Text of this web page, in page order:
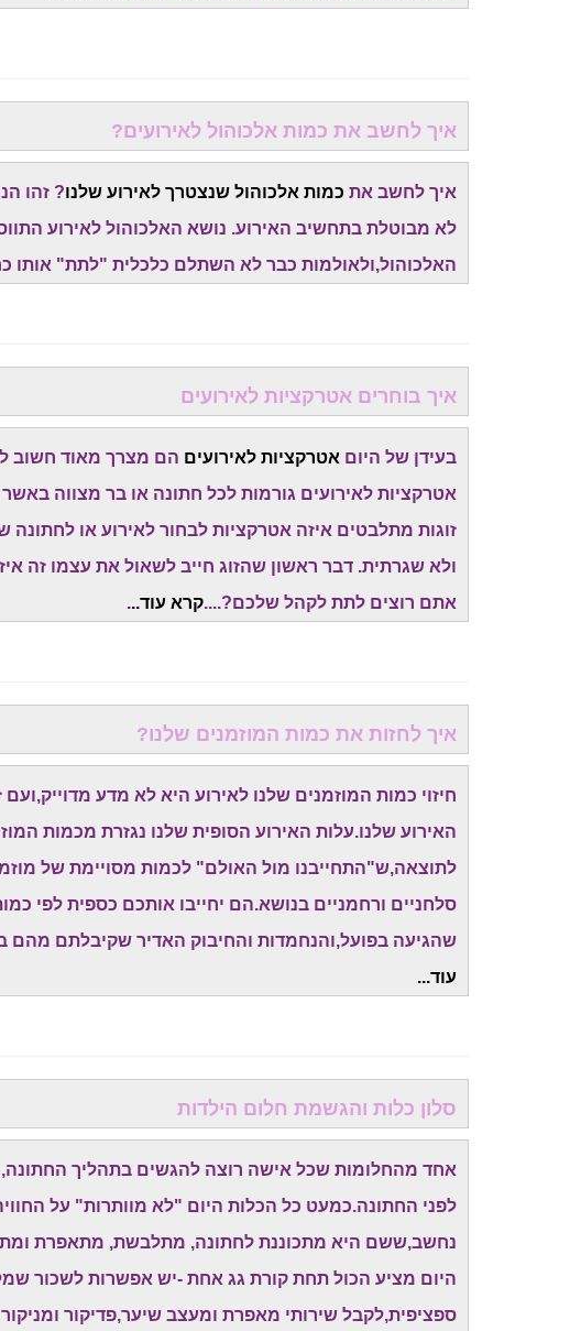
איך לחשב את כמות אלכוהול לאירועים?
איך לחשב את כמות אלכוהול שנצטרך לאירוע שלנו? זהו
לא מבוטלת בתחשיב האירוע. נושא האלכוהול לאירוע
האלכוהול,ולאולמות כבר לא השתלם כלכלית "לתת" אותו
איך בוחרים אטרקציות לאירועים
בעידן של היום אטרקציות לאירועים הם מצרך מאוד חשוב
אטרקציות לאירועים גורמות לכל חתונה או בר מצווה
זוגות מתלבטים איזה אטרקציות לבחור לאירוע או
ולא שגרתית. דבר ראשון שהזוג חייב לשאול את עצמו זה
אתם רוצים לתת לקהל שלכם?....קרא עוד...
איך לחזות את כמות המוזמנים שלנו?
חיזוי כמות המוזמנים שלנו לאירוע היא לא מדע
האירוע שלנו.עלות האירוע הסופית שלנו נגזרת מכמות
לתוצאה,ש"התחייבנו מול האולם" לכמות מסויימת של
סלחניים ורחמניים בנושא.הם יחייבו אותכם כספית לפי
שהגיעה בפועל,והנחמדות והחיבוק האדיר שקיבלתם מהם
עוד...
סלון כלות והגשמת חלום הילדות
אחד מהחלומות שכל אישה רוצה להגשים בתהליך החתונה,
לפני החתונה.כמעט כל הכלות היום "לא מוותרות" על
נחשב,ששם היא מתכוננת לחתונה, מתלבשת, מתאפרת
היום מציע הכול תחת קורת גג אחת -יש אפשרות לשכור
ספציפית,לקבל שירותי מאפרת ומעצב שיער,פדיקור